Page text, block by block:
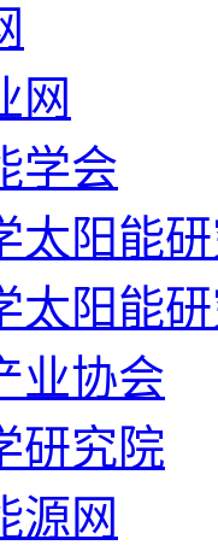
网
学会
太阳能
太阳能
业协会
研究院
源网